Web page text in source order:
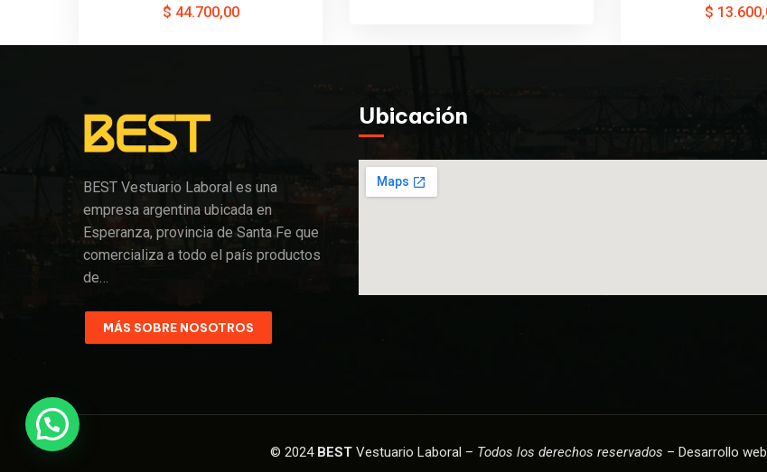
$ 44.700,00 $
BEST Vestuario Laboral es una
empresa argentina ubicada en
Esperanza, provincia de Santa Fe que
comercializa a todo el país productos
de…
MÁS SOBRE NOSOTROS
Ubicación
© 2024 BEST Vestuario Laboral – Todos los derechos reservados – Desarrollo